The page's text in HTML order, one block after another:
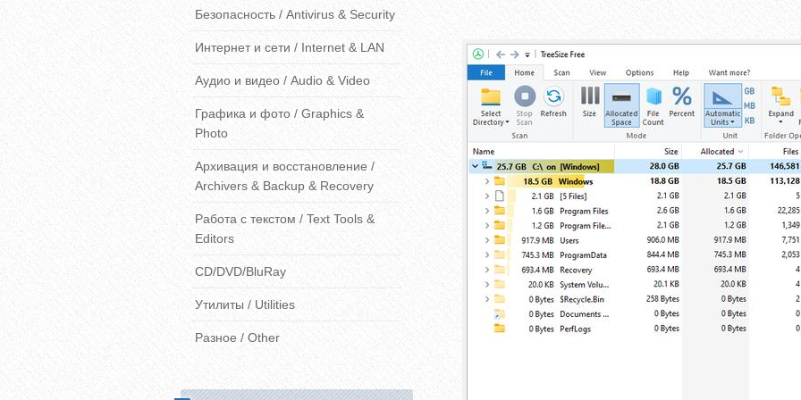
Безопасность / Antivirus & Security
Интернет и сети / Internet & LAN
Аудио и видео / Audio & Video
Графика и фото / Graphics &
Photo
Архивация и восстановление /
Archivers & Backup & Recovery
Работа с текстом / Text Tools &
Editors
CD/DVD/BluRay
Утилиты / Utilities
Разное / Other